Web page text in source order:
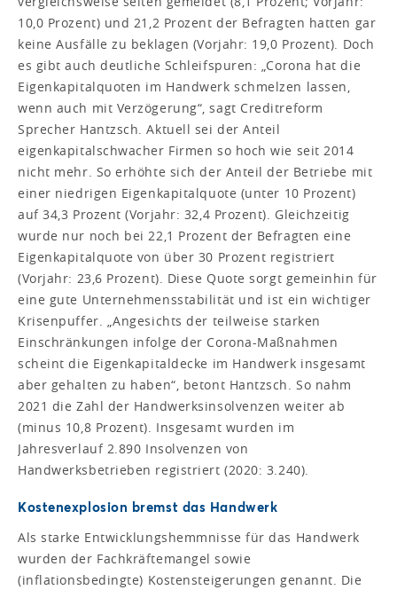
10,0 Prozent) und 21,2 Prozent der Befragten hatten gar
keine Ausfälle zu beklagen (Vorjahr: 19,0 Prozent). Doch
es gibt auch deutliche Schleifspuren: „Corona hat die
Eigenkapitalquoten im Handwerk schmelzen lassen,
wenn auch mit Verzögerung“, sagt Creditreform
Sprecher Hantzsch. Aktuell sei der Anteil
eigenkapitalschwacher Firmen so hoch wie seit 2014
nicht mehr. So erhöhte sich der Anteil der Betriebe mit
einer niedrigen Eigenkapitalquote (unter 10 Prozent)
auf 34,3 Prozent (Vorjahr: 32,4 Prozent). Gleichzeitig
wurde nur noch bei 22,1 Prozent der Befragten eine
Eigenkapitalquote von über 30 Prozent registriert
(Vorjahr: 23,6 Prozent). Diese Quote sorgt gemeinhin für
eine gute Unternehmensstabilität und ist ein wichtiger
Krisenpuffer. „Angesichts der teilweise starken
Einschränkungen infolge der Corona-Maßnahmen
scheint die Eigenkapitaldecke im Handwerk insgesamt
aber gehalten zu haben“, betont Hantzsch. So nahm
2021 die Zahl der Handwerksinsolvenzen weiter ab
(minus 10,8 Prozent). Insgesamt wurden im
Jahresverlauf 2.890 Insolvenzen von
Handwerksbetrieben registriert (2020: 3.240).
Kostenexplosion bremst das Handwerk
Als starke Entwicklungshemmnisse für das Handwerk
wurden der Fachkräftemangel sowie
(inflationsbedingte) Kostensteigerungen genannt. Die